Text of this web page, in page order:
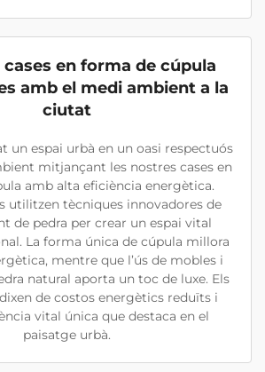
cases en forma de cúpula
amb el medi ambient a la
ciutat
un espai urbà en un oasi respectuós
mitjançant les nostres cases en
amb alta eficiència energètica.
utilitzen tècniques innovadores de
de pedra per crear un espai vital
La forma única de cúpula millora
mentre que l’ús de mobles i
natural aporta un toc de luxe. Els
de costos energètics reduïts i
vital única que destaca en el
paisatge urbà.